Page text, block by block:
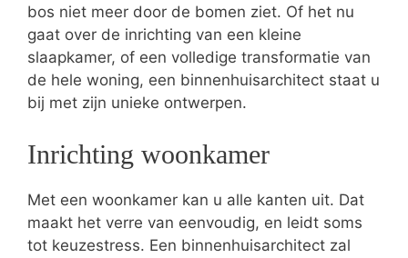
bos niet meer door de bomen ziet. Of het nu
gaat over de inrichting van een kleine
slaapkamer, of een volledige transformatie van
de hele woning, een binnenhuisarchitect staat u
bij met zijn unieke ontwerpen.
Inrichting woonkamer
Met een woonkamer kan u alle kanten uit. Dat
maakt het verre van eenvoudig, en leidt soms
tot keuzestress. Een binnenhuisarchitect zal